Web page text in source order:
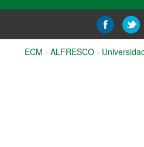
ECM - ALFRESCO -